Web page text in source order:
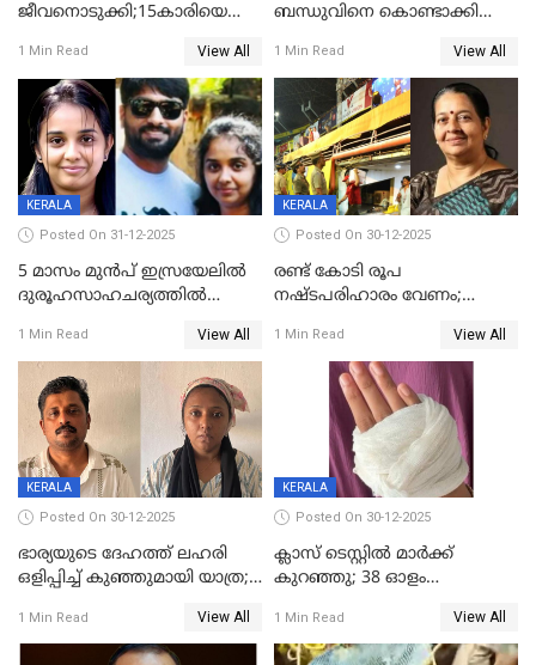
ജീവനൊടുക്കി;15കാരിയെ
കിടപ്പുമുറിയില്‍ തൂങ്ങി മരിച്ച
നിലയിൽ
1 Min Read View All
ബന്ധുവിനെ കൊണ്ടാക്കി
ലോറി സ്കൂട്ടറിൽ ഇടിച്ചു :
യുവതിക്ക് ദാരുണാന്ത്യം
1 Min Read View All
KERALA
Posted On 31-12-2025
5 മാസം മുൻപ് ഇസ്രയേലിൽ
ദുരൂഹസാഹചര്യത്തിൽ
മലയാളി യുവാവിന്റെ ഭാര്യയും
മരിച്ചു
1 Min Read View All
KERALA
Posted On 30-12-2025
രണ്ട് കോടി രൂപ
നഷ്ടപരിഹാരം വേണം;
നോട്ടീസയച്ച് ഉമാ തോമസ്
1 Min Read View All
KERALA
Posted On 30-12-2025
ഭാര്യയുടെ ദേഹത്ത് ലഹരി
ഒളിപ്പിച്ച് കുഞ്ഞുമായി യാത്ര;
പിടികൂടി പൊലീസ്
1 Min Read View All
KERALA
Posted On 30-12-2025
ക്ലാസ് ടെസ്റ്റിൽ മാർക്ക്
കുറഞ്ഞു; 38 ഓളം
സെന്ററിലെ അധ്യാപകന്‍
മർദിച്ചതായി പരാതി
1 Min Read View All